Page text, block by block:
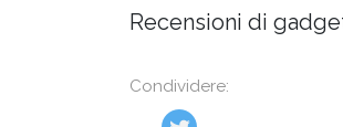
Recensioni di
Condividere: